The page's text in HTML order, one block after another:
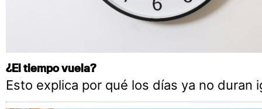
¿El tiempo vuela?
Esto explica por qué los días ya no duran